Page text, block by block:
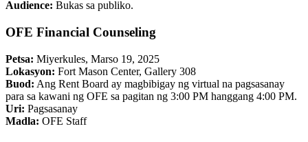
Audience: Bukas sa publiko.
OFE Financial Counseling
Petsa: Miyerkules, Marso 19, 2025
Lokasyon: Fort Mason Center, Gallery 308
Buod: Ang Rent Board ay magbibigay ng virtual na pagsasanay
para sa kawani ng OFE sa pagitan ng 3:00 PM hanggang 4:00 PM.
Uri: Pagsasanay
Madla: OFE Staff